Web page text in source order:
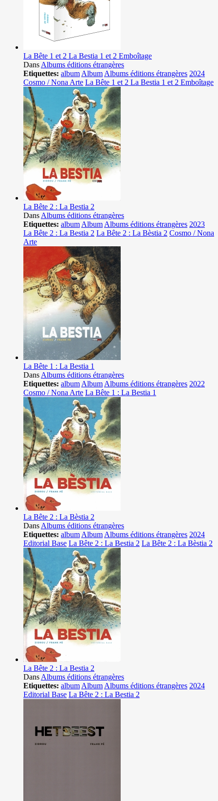
La Bête 1 et 2 La Bestia 1 et 2 Emboîtage
Dans Albums éditions étrangères
Etiquettes: album Album Albums éditions étrangères 2024
Cosmo / Nona Arte La Bête 1 et 2 La Bestia 1 et 2 Emboîtage
La Bête 2 : La Bestia 2
Dans Albums éditions étrangères
Etiquettes: album Album Albums éditions étrangères 2023
La Bête 2 : La Bestia 2 La Bête 2 : La Bèstia 2 Cosmo / Nona
Arte
La Bête 1 : La Bestia 1
Dans Albums éditions étrangères
Etiquettes: album Album Albums éditions étrangères 2022
Cosmo / Nona Arte La Bête 1 : La Bestia 1
La Bête 2 : La Bèstia 2
Dans Albums éditions étrangères
Etiquettes: album Album Albums éditions étrangères 2024
Editorial Base La Bête 2 : La Bestia 2 La Bête 2 : La Bèstia 2
La Bête 2 : La Bestia 2
Dans Albums éditions étrangères
Etiquettes: album Album Albums éditions étrangères 2024
Editorial Base La Bête 2 : La Bestia 2